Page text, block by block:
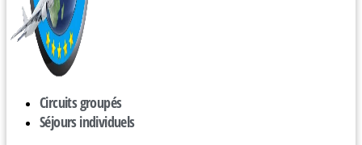
Circuits groupés
Séjours individuels